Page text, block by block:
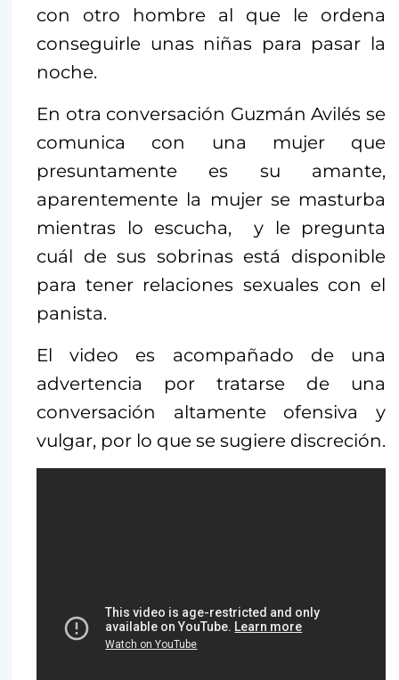
con otro hombre al que le ordena
conseguirle unas niñas para pasar la
noche.
En otra conversación Guzmán Avilés se
comunica con una mujer que
presuntamente es su amante,
aparentemente la mujer se masturba
mientras lo escucha, y le pregunta
cuál de sus sobrinas está disponible
para tener relaciones sexuales con el
panista.
El video es acompañado de una
advertencia por tratarse de una
conversación altamente ofensiva y
vulgar, por lo que se sugiere discreción.